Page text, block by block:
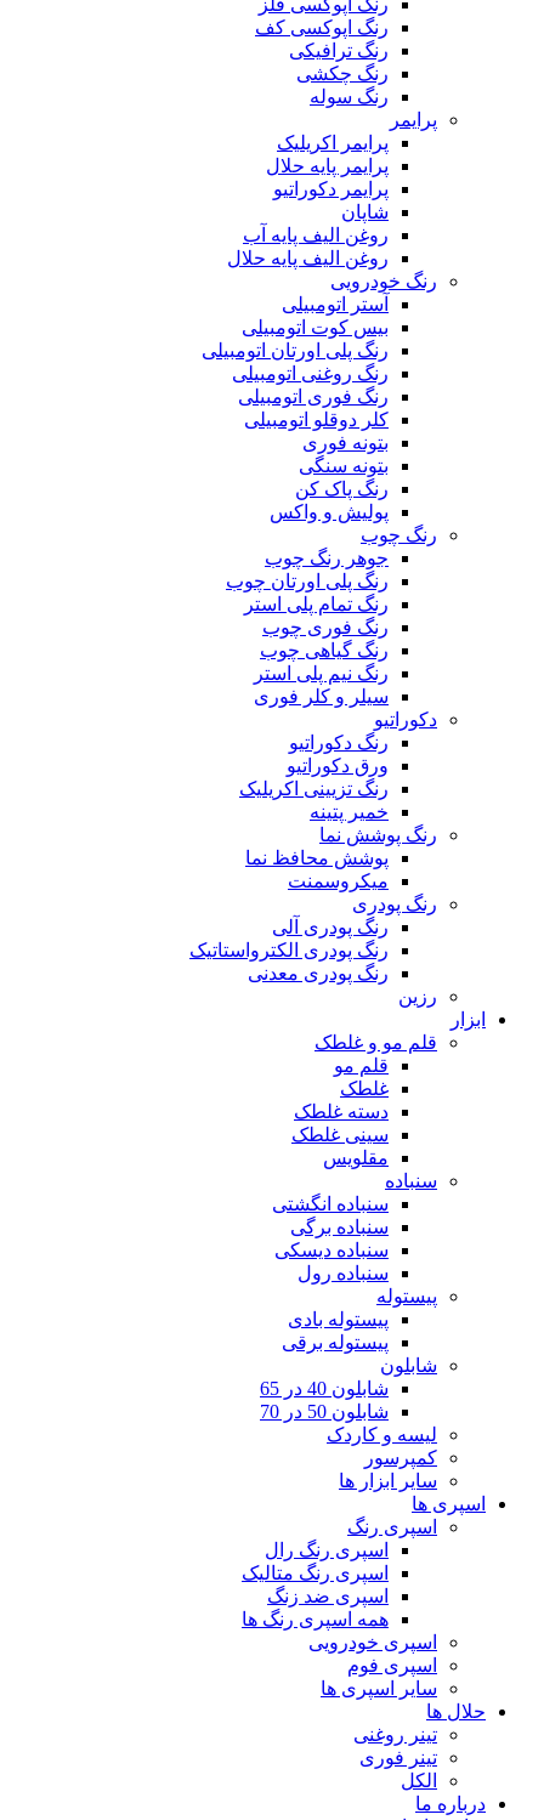
رنگ اپوکسی فلز
رنگ اپوکسی کف
رنگ ترافیکی
رنگ چکشی
رنگ سوله
پرایمر
پرایمر اکریلیک
پرایمر پایه حلال
پرایمر دکوراتیو
شاپان
روغن الیف پایه آب
روغن الیف پایه حلال
رنگ خودرویی
آستر اتومبیلی
بیس کوت اتومبیلی
رنگ پلی اورتان اتومبیلی
رنگ روغنی اتومبیلی
رنگ فوری اتومبیلی
کلر دوقلو اتومبیلی
بتونه فوری
بتونه سنگی
رنگ پاک کن
پولیش و واکس
رنگ چوب
جوهر رنگ چوب
رنگ پلی اورتان چوب
رنگ تمام پلی استر
رنگ فوری چوب
رنگ گیاهی چوب
رنگ نیم پلی استر
سیلر و کلر فوری
دکوراتیو
رنگ دکوراتیو
ورق دکوراتیو
رنگ تزیینی اکریلیک
خمیر پتینه
رنگ پوشش نما
پوشش محافظ نما
میکروسمنت
رنگ پودری
رنگ پودری آلی
رنگ پودری الکترواستاتیک
رنگ پودری معدنی
رزین
ابزار
قلم مو و غلطک
قلم مو
غلطک
دسته غلطک
سینی غلطک
مقلویس
سنباده
سنباده انگشتی
سنباده برگی
سنباده دیسکی
سنباده رول
پیستوله
پیستوله بادی
پیستوله برقی
شابلون
شابلون 40 در 65
شابلون 50 در 70
لیسه و کاردک
کمپرسور
سایر ابزار ها
اسپری ها
اسپری رنگ
اسپری رنگ رال
اسپری رنگ متالیک
اسپری ضد زنگ
همه اسپری رنگ ها
اسپری خودرویی
اسپری فوم
سایر اسپری ها
حلال ها
تینر روغنی
تینر فوری
الکل
درباره ما